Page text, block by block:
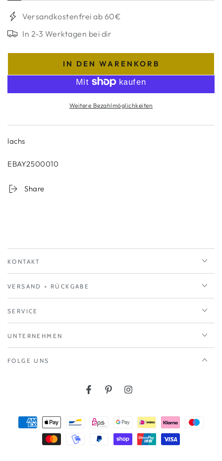
Versandkostenfrei ab 60€
In 2-3 Werktagen bei dir
IN DEN WARENKORB
Weitere Bezahlmöglichkeiten
lachs
EBAY2500010
Share
KONTAKT
VERSAND + RÜCKGABE
SERVICE
UNTERNEHMEN
FOLGE UNS
FacebookPinterestInstagram
Zahlungsmöglichkeiten